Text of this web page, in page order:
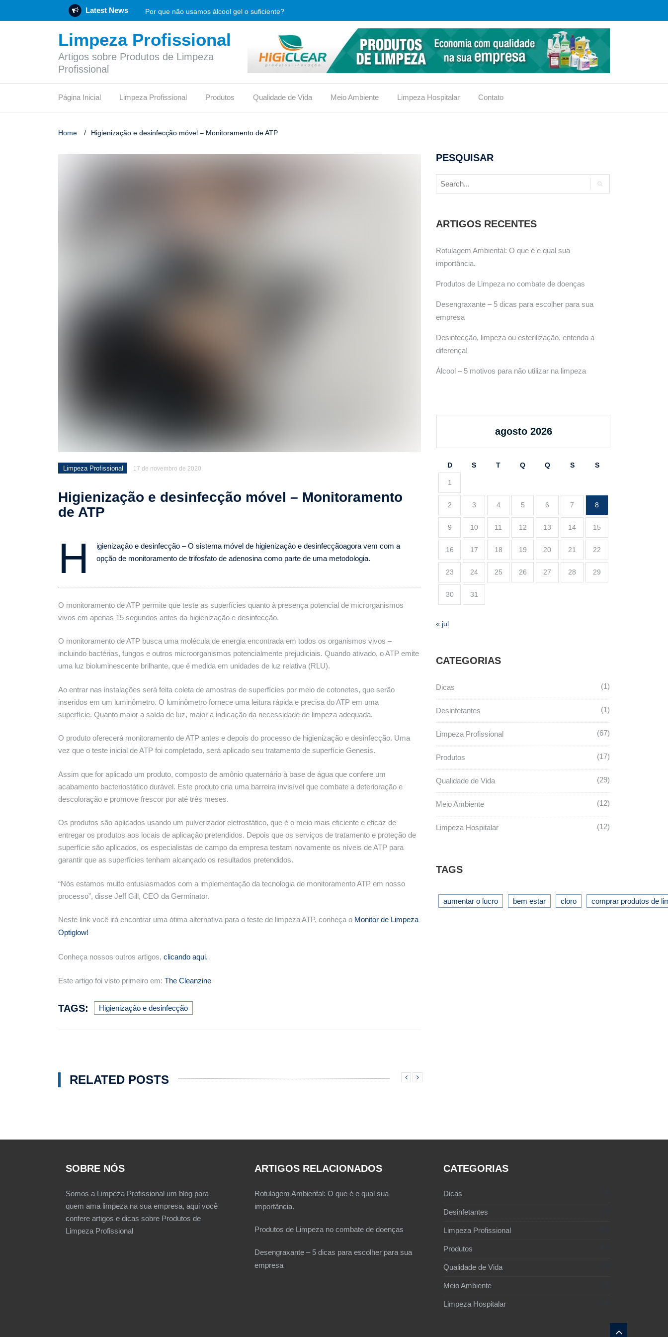
Latest News Por que não usamos álcool gel o suficiente?
Rotulagem Ambiental: O que é e qual sua importância.
Empresa de produtos de limpeza, o que verificar antes de comprar?
Vinagre de limpeza: funciona ou traz riscos?
Limpeza Profissional
Artigos sobre Produtos de Limpeza
Profissional
Página Inicial Limpeza Profissional Produtos Qualidade de Vida Meio Ambiente Limpeza Hospitalar Contato
Home / Higienização e desinfecção móvel – Monitoramento de ATP
Limpeza Profissional 17 de novembro de 2020
Higienização e desinfecção móvel – Monitoramento
de ATP
H
igienização e desinfecção – O sistema móvel de higienização e desinfecçãoagora vem com a
opção de monitoramento de trifosfato de adenosina como parte de uma metodologia.
O monitoramento de ATP permite que teste as superfícies quanto à presença potencial de microrganismos
vivos em apenas 15 segundos antes da higienização e desinfecção.
O monitoramento de ATP busca uma molécula de energia encontrada em todos os organismos vivos –
incluindo bactérias, fungos e outros microorganismos potencialmente prejudiciais. Quando ativado, o ATP emite
uma luz bioluminescente brilhante, que é medida em unidades de luz relativa (RLU).
Ao entrar nas instalações será feita coleta de amostras de superfícies por meio de cotonetes, que serão
inseridos em um luminômetro. O luminômetro fornece uma leitura rápida e precisa do ATP em uma
superfície. Quanto maior a saída de luz, maior a indicação da necessidade de limpeza adequada.
O produto oferecerá monitoramento de ATP antes e depois do processo de higienização e desinfecção. Uma
vez que o teste inicial de ATP foi completado, será aplicado seu tratamento de superfície Genesis.
Assim que for aplicado um produto, composto de amônio quaternário à base de água que confere um
acabamento bacteriostático durável. Este produto cria uma barreira invisível que combate a deterioração e
descoloração e promove frescor por até três meses.
Os produtos são aplicados usando um pulverizador eletrostático, que é o meio mais eficiente e eficaz de
entregar os produtos aos locais de aplicação pretendidos. Depois que os serviços de tratamento e proteção de
superfície são aplicados, os especialistas de campo da empresa testam novamente os níveis de ATP para
garantir que as superfícies tenham alcançado os resultados pretendidos.
“Nós estamos muito entusiasmados com a implementação da tecnologia de monitoramento ATP em nosso
processo”, disse Jeff Gill, CEO da Germinator.
Neste link você irá encontrar uma ótima alternativa para o teste de limpeza ATP, conheça o Monitor de Limpeza
Optiglow!
Conheça nossos outros artigos, clicando aqui.
Este artigo foi visto primeiro em: The Cleanzine
TAGS: Higienização e desinfecção
RELATED POSTS
PESQUISAR
ARTIGOS RECENTES
Rotulagem Ambiental: O que é e qual sua
importância.
Produtos de Limpeza no combate de doenças
Desengraxante – 5 dicas para escolher para sua
empresa
Desinfecção, limpeza ou esterilização, entenda a
diferença!
Álcool – 5 motivos para não utilizar na limpeza
agosto 2026
D S T Q Q S S
1
2 3 4 5 6 7 8
9 10 11 12 13 14 15
16 17 18 19 20 21 22
23 24 25 26 27 28 29
30 31
« jul
CATEGORIAS
Dicas 1
Desinfetantes 1
Limpeza Profissional 67
Produtos 17
Qualidade de Vida 29
Meio Ambiente 12
Limpeza Hospitalar 12
TAGS
aumentar o lucro bem estar cloro comprar produtos de
SOBRE NÓS
Somos a Limpeza Profissional um blog para
quem ama limpeza na sua empresa, aqui você
confere artigos e dicas sobre Produtos de
Limpeza Profissional
ARTIGOS RELACIONADOS
Rotulagem Ambiental: O que é e qual sua
importância.
Produtos de Limpeza no combate de doenças
Desengraxante – 5 dicas para escolher para sua
empresa
CATEGORIAS
Dicas
Desinfetantes
Limpeza Profissional
Produtos
Qualidade de Vida
Meio Ambiente
Limpeza Hospitalar